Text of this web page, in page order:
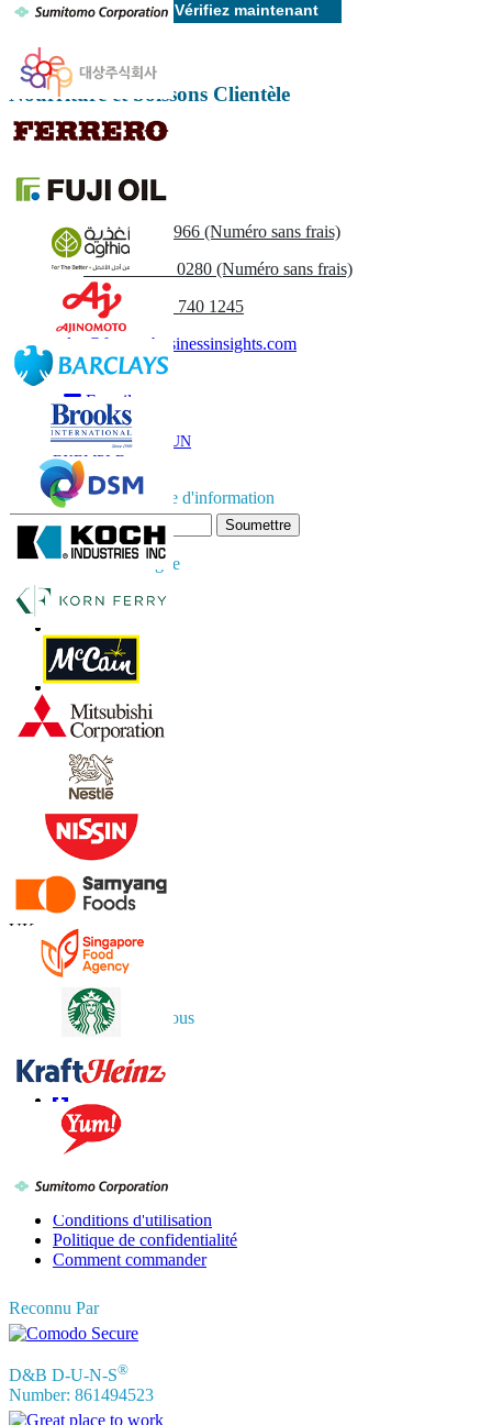
Vérifiez maintenant
Nourriture et boissons Clientèle
Contactez-nous
US +1 833 909 2966 (Numéro sans frais)
UK+44 808 502 0280 (Numéro sans frais)
(APAC) +91 744 740 1245
sales@fortunebusinessinsights.com
Appel
E-mail
TÉLÉCHARGER UN
EXEMPLE
Abonnez-vous à la lettre d'information
Soumettre
Faites confiance en ligne
Contactez-nous
US+1 833 909 2966 ( Numéro sans frais )
UK
+44 808 502 0280 (Numéro sans frais )
APAC+91 744 740 1245
sales@fortunebusinessinsights.com
Connectez-vous avec nous
Informations
FAQ
Témoignages
Conditions d'utilisation
Politique de confidentialité
Comment commander
Reconnu Par
D&B D-U-N-S®
Number: 861494523